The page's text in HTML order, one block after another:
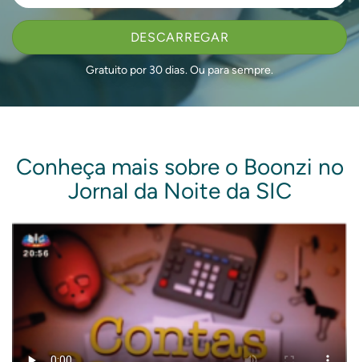
DESCARREGAR
Gratuito por 30 dias.Ou para sempre.
Conheça mais sobre o Boonzi no
Jornal da Noite da SIC